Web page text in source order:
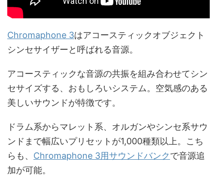
Chromaphone 3はアコースティックオブジェクト
シンセサイザーと呼ばれる音源。
アコースティックな音源の共振を組み合わせてシン
セサイズする、おもしろいシステム。空気感のある
美しいサウンドが特徴です。
ドラム系からマレット系、オルガンやシンセ系サウ
ンドまで幅広いプリセットが1,000種類以上。こち
らも、 Chromaphone 3用サウンドバンクで音源追
加が可能。